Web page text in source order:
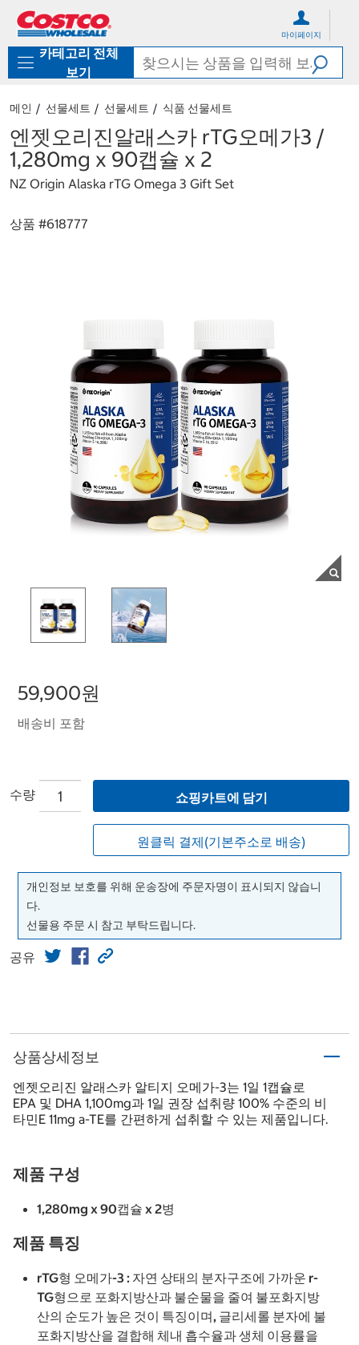
로
기
가
마이페이지
카테고리 전체
보기
메인 선물세트 선물세트 식품 선물세트
엔젯오리진알래스카 rTG오메가3 /
1,280mg x 90캡슐 x 2
NZ Origin Alaska rTG Omega 3 Gift Set
상품 #618777
59,900원
배송비 포함
수량 쇼핑카트에 담기
원클릭 결제(기본주소로 배송)
개인정보 보호를 위해 운송장에 주문자명이 표시되지 않습니
다.
선물용 주문 시 참고 부탁드립니다.
공유
상품상세정보
엔젯오리진 알래스카 알티지 오메가-3는 1일 1캡슐로
EPA 및 DHA 1,100mg과 1일 권장 섭취량 100% 수준의 비
타민E 11mg a-TE를 간편하게 섭취할 수 있는 제품입니다.
제품 구성
1,280mg x 90캡슐 x 2병
제품 특징
rTG형 오메가-3 : 자연 상태의 분자구조에 가까운 r-
TG형으로 포화지방산과 불순물을 줄여 불포화지방
산의 순도가 높은 것이 특징이며, 글리세롤 분자에 불
포화지방산을 결합해 체내 흡수율과 생체 이용률을